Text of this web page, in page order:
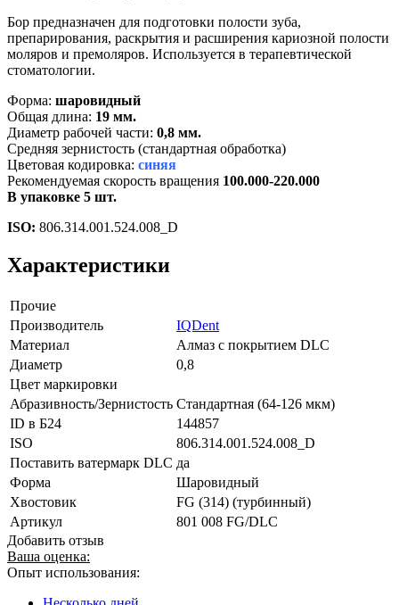
Бор предназначен для подготовки полости зуба,
препарирования, раскрытия и расширения кариозной полости
моляров и премоляров. Используется в терапевтической
стоматологии.
Форма: шаровидный
Общая длина: 19 мм.
Диаметр рабочей части: 0,8 мм.
Средняя зернистость (стандартная обработка)
Цветовая кодировка: синяя
Рекомендуемая скорость вращения 100.000-220.000
В упаковке 5 шт.
ISO: 806.314.001.524.008_D
Характеристики
Прочие
Производитель
IQDent
Материал
Алмаз с покрытием DLC
Диаметр
0,8
Цвет маркировки
Абразивность/Зернистость Стандартная (64-126 мкм)
ID в Б24
144857
ISO
806.314.001.524.008_D
Поставить ватермарк DLC да
Форма
Шаровидный
Хвостовик
FG (314) (турбинный)
Артикул
801 008 FG/DLC
Добавить отзыв
Ваша оценка:
Опыт использования: